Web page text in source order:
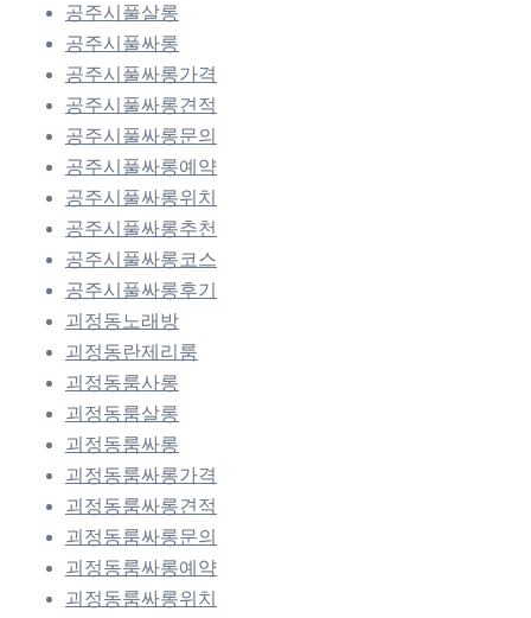
공주시풀살롱
공주시풀싸롱
공주시풀싸롱가격
공주시풀싸롱견적
공주시풀싸롱문의
공주시풀싸롱예약
공주시풀싸롱위치
공주시풀싸롱추천
공주시풀싸롱코스
공주시풀싸롱후기
괴정동노래방
괴정동란제리룸
괴정동룸사롱
괴정동룸살롱
괴정동룸싸롱
괴정동룸싸롱가격
괴정동룸싸롱견적
괴정동룸싸롱문의
괴정동룸싸롱예약
괴정동룸싸롱위치